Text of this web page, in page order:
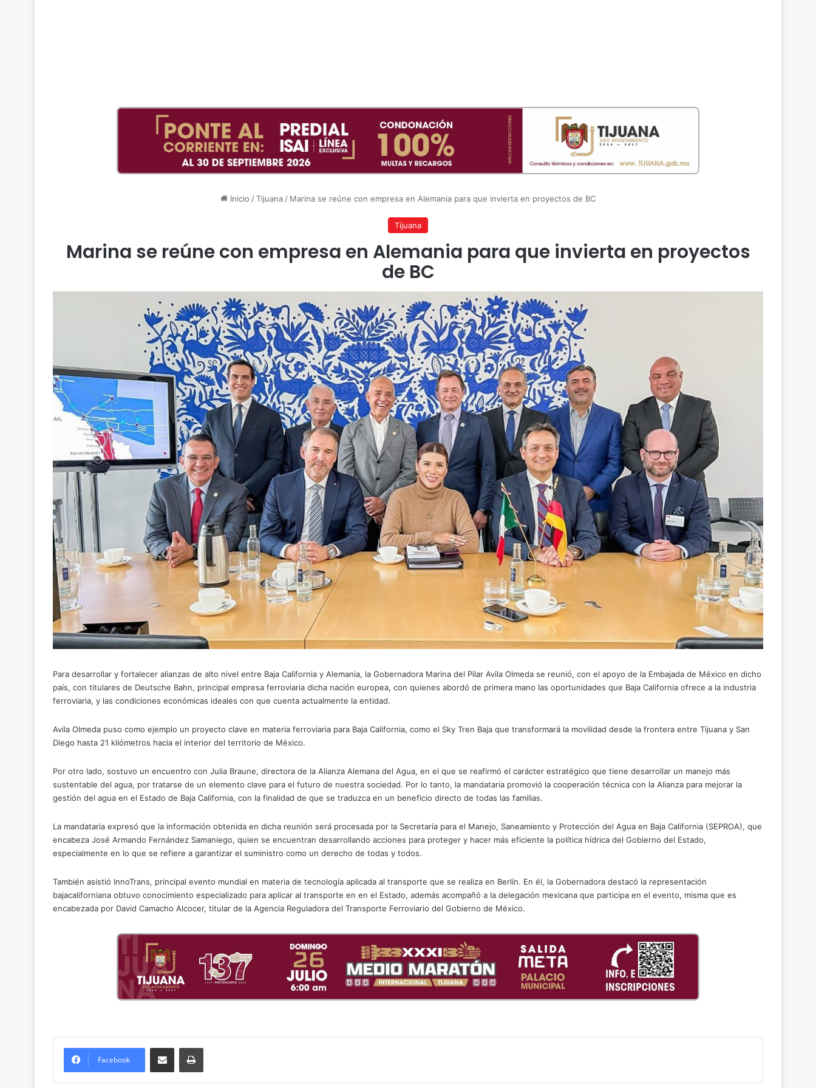
Inicio /Tijuana / Marina se reúne con empresa en Alemania para que invierta en proyectos de BC
Tijuana
Marina se reúne con empresa en Alemania para que invierta en proyectos
de BC
Para desarrollar y fortalecer alianzas de alto nivel entre Baja California y Alemania, la Gobernadora Marina del Pilar Avila Olmeda se reunió, con el apoyo de la Embajada de México en dicho
país, con titulares de Deutsche Bahn, principal empresa ferroviaria dicha nación europea, con quienes abordó de primera mano las oportunidades que Baja California ofrece a la industria
ferroviaria, y las condiciones económicas ideales con que cuenta actualmente la entidad.
Avila Olmeda puso como ejemplo un proyecto clave en materia ferroviaria para Baja California, como el Sky Tren Baja que transformará la movilidad desde la frontera entre Tijuana y San
Diego hasta 21 kilómetros hacia el interior del territorio de México.
Por otro lado, sostuvo un encuentro con Julia Braune, directora de la Alianza Alemana del Agua, en el que se reafirmó el carácter estratégico que tiene desarrollar un manejo más
sustentable del agua, por tratarse de un elemento clave para el futuro de nuestra sociedad. Por lo tanto, la mandataria promovió la cooperación técnica con la Alianza para mejorar la
gestión del agua en el Estado de Baja California, con la finalidad de que se traduzca en un beneficio directo de todas las familias.
La mandataria expresó que la información obtenida en dicha reunión será procesada por la Secretaría para el Manejo, Saneamiento y Protección del Agua en Baja California (SEPROA), que
encabeza José Armando Fernández Samaniego, quien se encuentran desarrollando acciones para proteger y hacer más eficiente la política hídrica del Gobierno del Estado,
especialmente en lo que se refiere a garantizar el suministro como un derecho de todas y todos.
También asistió InnoTrans, principal evento mundial en materia de tecnología aplicada al transporte que se realiza en Berlín. En él, la Gobernadora destacó la representación
bajacaliforniana obtuvo conocimiento especializado para aplicar al transporte en en el Estado, además acompañó a la delegación mexicana que participa en el evento, misma que es
encabezada por David Camacho Alcocer, titular de la Agencia Reguladora del Transporte Ferroviario del Gobierno de México.
Facebook
Compartir por correo electrónicoImprimir